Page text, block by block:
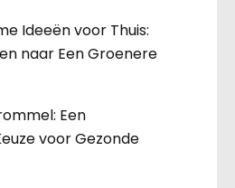
Ideeën voor Thuis:
naar Een Groenere
Een
voor Gezonde